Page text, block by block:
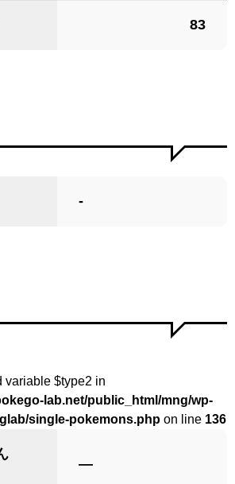
83
-
variable $type2 in
lab.net/public_html/mng/wp-
single-pokemons.php on line 136
―